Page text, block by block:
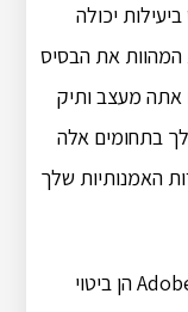
יכולה
המהוות את הבסיס
אתה מעצב ותיק
בתחומים אלה
האמנותיות שלך
היצירות האמנותיות שלי ב-Adobe Illustrator הן ביטוי